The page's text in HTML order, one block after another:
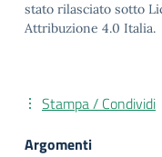
stato rilasciato sotto
Attribuzione 4.0 Italia.
Stampa / Condividi
Argomenti